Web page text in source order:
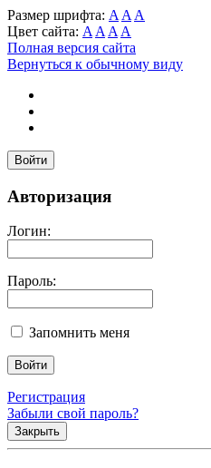
Размер шрифта: A A A
Цвет сайта: A A A A
Полная версия сайта
Вернуться к обычному виду
Войти
Авторизация
Логин:
Пароль:
Запомнить меня
Регистрация
Забыли свой пароль?
Закрыть